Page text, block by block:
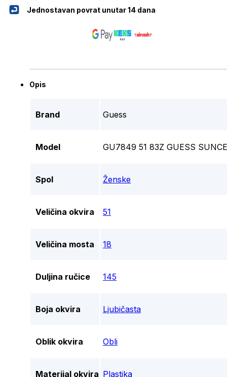
Jednostavan povrat unutar 14 dana
Opis
Brand Guess
Model GU7849 51 83Z GUESS SUNCE
Spol Ženske
Veličina okvira 51
Veličina mosta 18
Duljina ručice 145
Boja okvira Ljubičasta
Oblik okvira Obli
Materijal okvira Plastika